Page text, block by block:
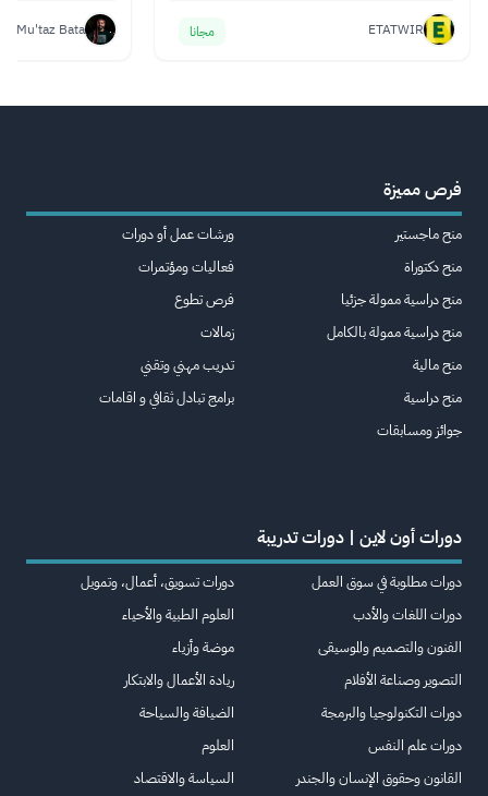
ETATWIR مجانا Mu'taz Bata
فرص مميزة
منح ماجستير
منح دكتوراة
منح دراسية ممولة جزئيا
منح دراسية ممولة بالكامل
منح مالية
منح دراسية
جوائز ومسابقات
ورشات عمل أو دورات
فعاليات ومؤتمرات
فرص تطوع
زمالات
تدريب مهني وتقني
برامج تبادل ثقافي و اقامات
دورات أون لاين | دورات تدريبة
دورات مطلوبة في سوق العمل
دورات اللغات والأدب
الفنون والتصميم والموسيقى
التصوير وصناعة الأفلام
دورات التكنولوجيا والبرمجة
دورات علم النفس
القانون وحقوق الإنسان والجندر
دورات تسويق، أعمال، وتمويل
العلوم الطبية والأحياء
موضة وأزياء
ريادة الأعمال والابتكار
الضيافة والسياحة
العلوم
السياسة والاقتصاد